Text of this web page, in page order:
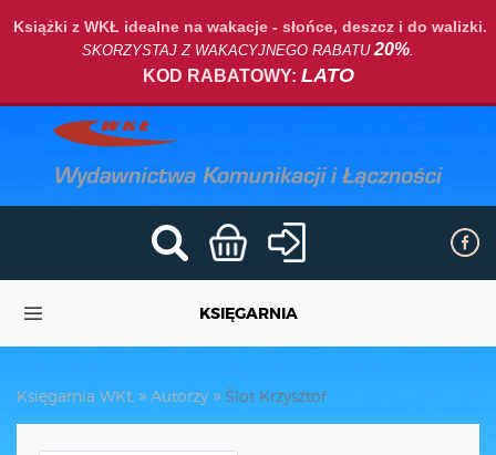
Książki z WKŁ idealne na wakacje - słońce, deszcz i do walizki.
SKORZYSTAJ Z WAKACYJNEGO RABATU20%.
KOD RABATOWY: LATO
KSIĘGARNIA
Księgarnia WKŁ Autorzy Ślot Krzysztof